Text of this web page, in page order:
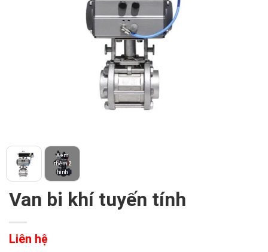
Xem
thêm 2
hình
Van bi khí tuyến tính
Liên hệ